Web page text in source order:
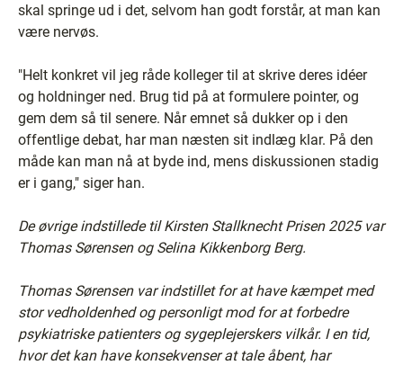
skal springe ud i det, selvom han godt forstår, at man kan
være nervøs.
"Helt konkret vil jeg råde kolleger til at skrive deres idéer
og holdninger ned. Brug tid på at formulere pointer, og
gem dem så til senere. Når emnet så dukker op i den
offentlige debat, har man næsten sit indlæg klar. På den
måde kan man nå at byde ind, mens diskussionen stadig
er i gang," siger han.
De øvrige indstillede til Kirsten Stallknecht Prisen 2025 var
Thomas Sørensen og Selina Kikkenborg Berg.
Thomas Sørensen var indstillet for at have kæmpet med
stor vedholdenhed og personligt mod for at forbedre
psykiatriske patienters og sygeplejerskers vilkår. I en tid,
hvor det kan have konsekvenser at tale åbent, har